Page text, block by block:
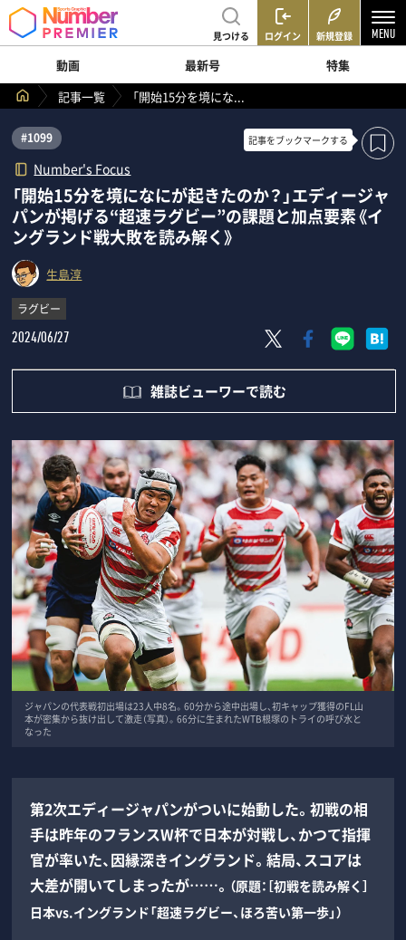
見つける ログイン 新規登録
動画 最新号
特集
記事一覧
「開始15分を境にな...
#1099
Number's Focus
記事をブックマークする
「開始15分を境になにが起きたのか？」エディージャ
パンが掲げる“超速ラグビー”の課題と加点要素《イ
ングランド戦大敗を読み解く》
生島淳
ラグビー
2024/06/27
雑誌ビューワーで読む
ジャパンの代表戦初出場は23人中8名。60分から途中出場し、初キャップ獲得のFL山
本が密集から抜け出して激走（写真）。66分に生まれたWTB根塚のトライの呼び水と
なった
第2次エディージャパンがついに始動した。初戦の相
手は昨年のフランスW杯で日本が対戦し、かつて指揮
官が率いた、因縁深きイングランド。結局、スコアは
大差が開いてしまったが……。 （原題：［初戦を読み解く］
日本vs.イングランド「超速ラグビー、ほろ苦い第一歩」）